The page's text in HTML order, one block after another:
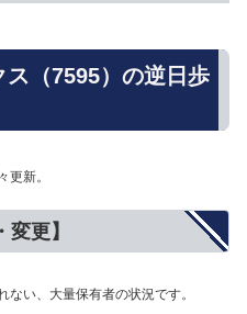
（7595）の逆日歩
更新。
更】
い、大量保有者の状況です。